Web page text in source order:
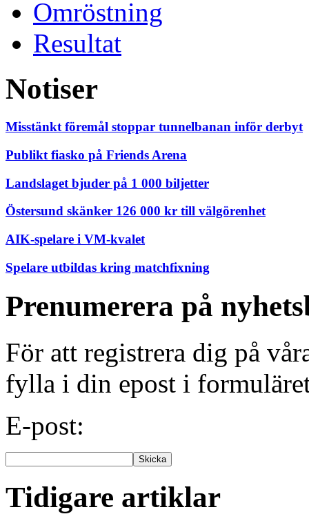
Omröstning
Resultat
Notiser
Misstänkt föremål stoppar tunnelbanan inför derbyt
Publikt fiasko på Friends Arena
Landslaget bjuder på 1 000 biljetter
Östersund skänker 126 000 kr till välgörenhet
AIK-spelare i VM-kvalet
Spelare utbildas kring matchfixning
Prenumerera på
För att registrera dig på
fylla i din epost i
E-post:
Tidigare artiklar